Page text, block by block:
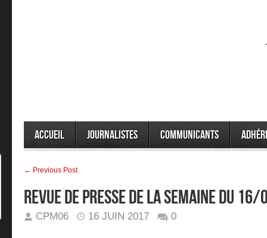
Accueil Journalistes Communicants
← Previous Post
Revue de presse de la semaine du
CPM06 16 JUIN 2017 0